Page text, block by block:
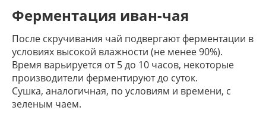
Ферментация иван-чая
После скручивания чай подвергают ферментации в
условиях высокой влажности (не менее 90%).
Время варьируется от 5 до 10 часов, некоторые
производители ферментируют до суток.
Сушка, аналогичная, по условиям и времени, с
зеленым чаем.